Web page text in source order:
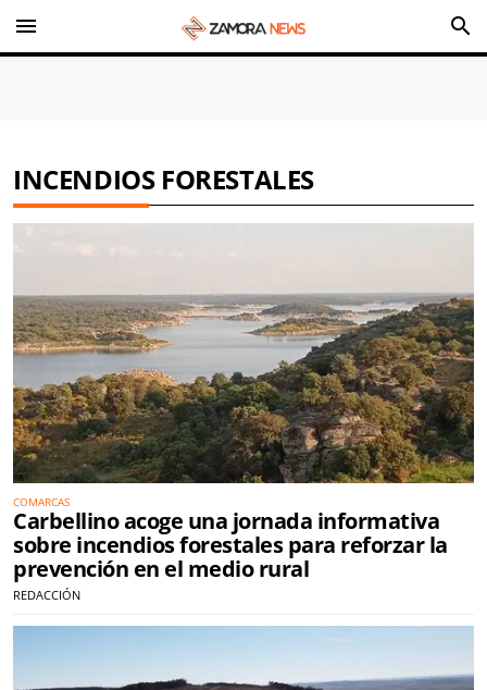
menu search
INCENDIOS FORESTALES
COMARCAS
Carbellino acoge una jornada informativa
sobre incendios forestales para reforzar la
prevención en el medio rural
REDACCIÓN